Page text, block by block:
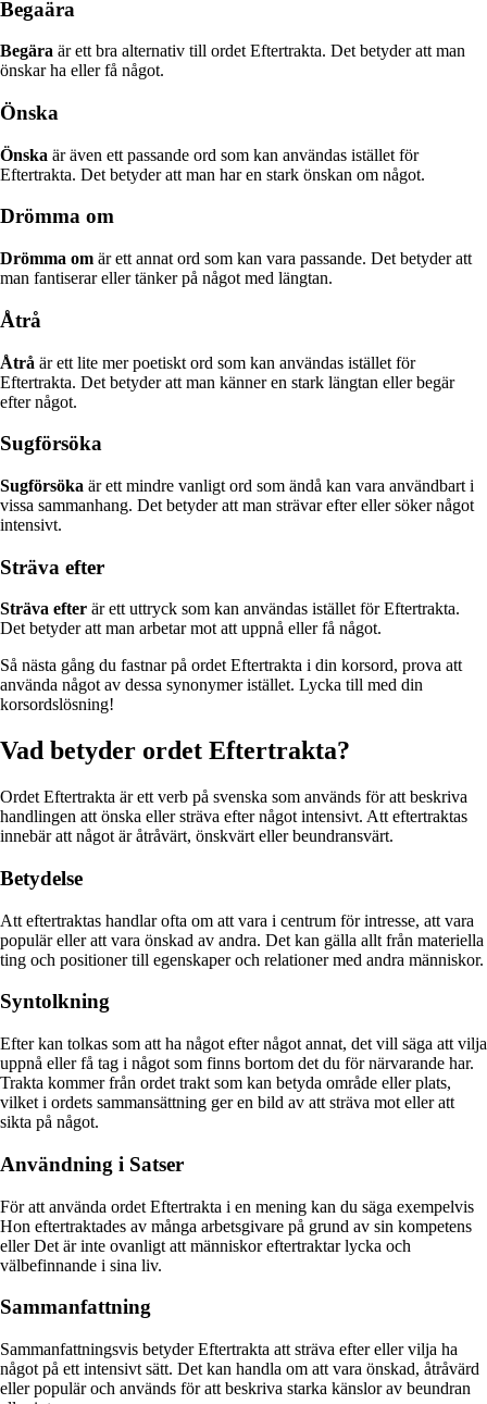
Begaära
Begära är ett bra alternativ till ordet Eftertrakta. Det betyder att man
önskar ha eller få något.
Önska
Önska är även ett passande ord som kan användas istället för
Eftertrakta. Det betyder att man har en stark önskan om något.
Drömma om
Drömma om är ett annat ord som kan vara passande. Det betyder att
man fantiserar eller tänker på något med längtan.
Åtrå
Åtrå är ett lite mer poetiskt ord som kan användas istället för
Eftertrakta. Det betyder att man känner en stark längtan eller begär
efter något.
Sugförsöka
Sugförsöka är ett mindre vanligt ord som ändå kan vara användbart i
vissa sammanhang. Det betyder att man strävar efter eller söker något
intensivt.
Sträva efter
Sträva efter är ett uttryck som kan användas istället för Eftertrakta.
Det betyder att man arbetar mot att uppnå eller få något.
Så nästa gång du fastnar på ordet Eftertrakta i din korsord, prova att
använda något av dessa synonymer istället. Lycka till med din
korsordslösning!
Vad betyder ordet Eftertrakta?
Ordet Eftertrakta är ett verb på svenska som används för att beskriva
handlingen att önska eller sträva efter något intensivt. Att eftertraktas
innebär att något är åtråvärt, önskvärt eller beundransvärt.
Betydelse
Att eftertraktas handlar ofta om att vara i centrum för intresse, att vara
populär eller att vara önskad av andra. Det kan gälla allt från materiella
ting och positioner till egenskaper och relationer med andra människor.
Syntolkning
Efter kan tolkas som att ha något efter något annat, det vill säga att vilja
uppnå eller få tag i något som finns bortom det du för närvarande har.
Trakta kommer från ordet trakt som kan betyda område eller plats,
vilket i ordets sammansättning ger en bild av att sträva mot eller att
sikta på något.
Användning i Satser
För att använda ordet Eftertrakta i en mening kan du säga exempelvis
Hon eftertraktades av många arbetsgivare på grund av sin kompetens
eller Det är inte ovanligt att människor eftertraktar lycka och
välbefinnande i sina liv.
Sammanfattning
Sammanfattningsvis betyder Eftertrakta att sträva efter eller vilja ha
något på ett intensivt sätt. Det kan handla om att vara önskad, åtråvärd
eller populär och används för att beskriva starka känslor av beundran